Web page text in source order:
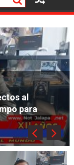
saben
y no hay